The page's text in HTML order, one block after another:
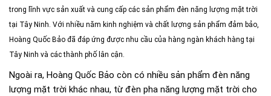
trong lĩnh vực sản xuất và cung cấp các sản phẩm đèn năng lượng mặt trời
tại Tây Ninh. Với nhiều năm kinh nghiệm và chất lượng sản phẩm đảm bảo,
Hoàng Quốc Bảo đã đáp ứng được nhu cầu của hàng ngàn khách hàng tại
Tây Ninh và các thành phố lân cận.
Ngoài ra, Hoàng Quốc Bảo còn có nhiều sản phẩm đèn năng
lượng mặt trời khác nhau, từ đèn pha năng lượng mặt trời cho